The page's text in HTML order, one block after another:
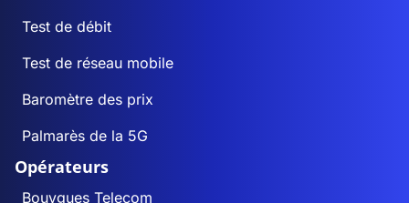
Test de débit
Test de réseau mobile
Baromètre des prix
Palmarès de la 5G
Opérateurs
Bouygues Telecom